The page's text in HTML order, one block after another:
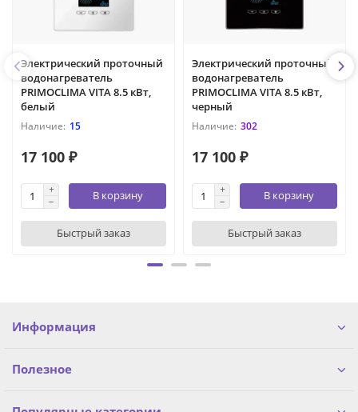
Электрический проточный
водонагреватель
PRIMOCLIMA VITA 8.5 кВт,
белый
15
17 100 ₽
В корзину
Быстрый заказ
Электрический проточный
водонагреватель
PRIMOCLIMA VITA 8.5 кВт,
черный
302
17 100 ₽
В корзину
Быстрый заказ
Информация
Полезное